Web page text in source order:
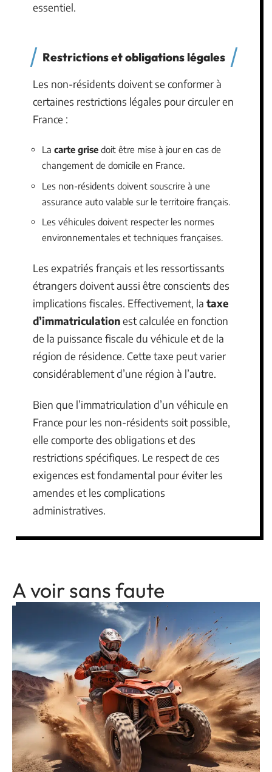
essentiel.
Restrictions et obligations légales
Les non-résidents doivent se conformer à
certaines restrictions légales pour circuler en
France :
La carte grise doit être mise à jour en cas de
changement de domicile en France.
Les non-résidents doivent souscrire à une
assurance auto valable sur le territoire français.
Les véhicules doivent respecter les normes
environnementales et techniques françaises.
Les expatriés français et les ressortissants
étrangers doivent aussi être conscients des
implications fiscales. Effectivement, la taxe
d’immatriculationest calculée en fonction
de la puissance fiscale du véhicule et de la
région de résidence. Cette taxe peut varier
considérablement d’une région à l’autre.
Bien que l’immatriculation d’un véhicule en
France pour les non-résidents soit possible,
elle comporte des obligations et des
restrictions spécifiques. Le respect de ces
exigences est fondamental pour éviter les
amendes et les complications
administratives.
A voir sans faute